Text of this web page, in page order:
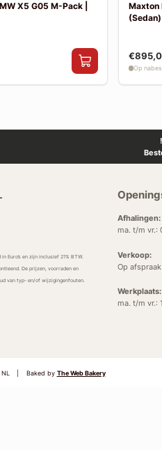
X5 G05 M-Pack |
Maxton
Op
Euro’s en zijn inclusief 21% BTW.
De prijzen, voorraden en
van typ- en/of wijzigingenfouten.
Afhalingen:
ma. t/m vr.:
Verkoop:
Op afspraak
Werkplaats:
ma. t/m vr.:
Baked by The Web Bakery